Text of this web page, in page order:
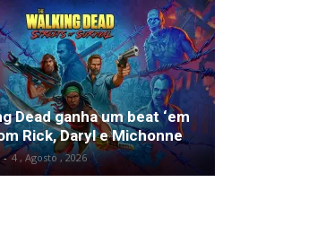
Dead ganha um beat ‘em
Rick, Daryl e Michonne
- 4 , Agosto , 2026